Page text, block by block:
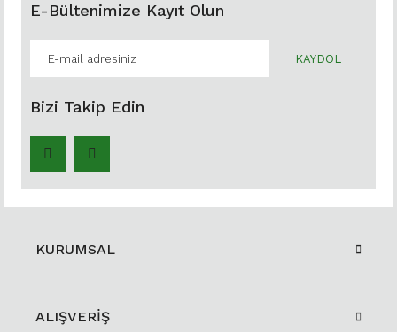
E-Bültenimize Kayıt Olun
KAYDOL
Bizi Takip Edin
KURUMSAL
ALIŞVERİŞ